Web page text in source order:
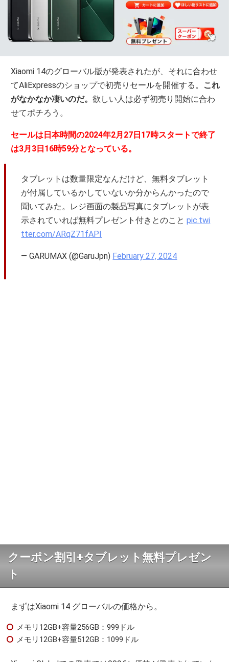
Xiaomi 14のグローバル版が発表されたが、それに合わせ
てAliExpressのショップで初売りセールを開催する。 これ
がなかなか凄いのだ。欲しい人は必ず初売り開始に合わ
せてポチろう。
セールは日本時間の2024年2月27日17時スタートで終了
は3月3日16時59分となっている。
タブレットは数量限定なんだけど、無料タブレット
が付属しているかしていないか分からんかったので
聞いてみた。レジ画面の製品写真にタブレットが表
示されていれば無料プレゼント付きとのことpic.twi
tter.com/ARqZ71fAPI
— GARUMAX (@GaruJpn) February 27, 2024
クーポン割引+タブレット無料プレゼン
ト
まずはXiaomi 14 グローバルの価格から。
メモリ12GB+容量256GB：999ドル
メモリ12GB+容量512GB：1099ドル